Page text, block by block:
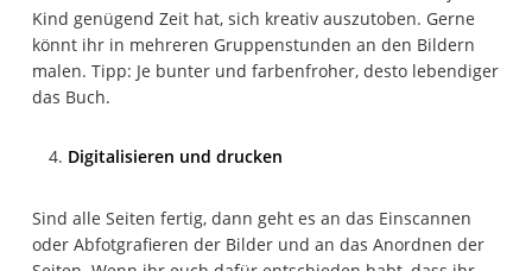
Kind genügend Zeit hat, sich kreativ auszutoben. Gerne
könnt ihr in mehreren Gruppenstunden an den Bildern
malen. Tipp: Je bunter und farbenfroher, desto lebendiger
das Buch.
Digitalisieren und drucken
Sind alle Seiten fertig, dann geht es an das Einscannen
oder Abfotgrafieren der Bilder und an das Anordnen der